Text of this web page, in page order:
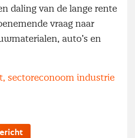
daling van de lange rente
vraag naar
auto’s en
sectoreconoom industrie